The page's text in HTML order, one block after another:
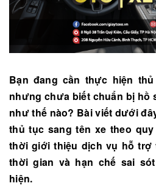
Bạn đang cần thực hiện
nhưng chưa biết chuẩn bị hồ
như thế nào? Bài viết dưới
thủ tục sang tên xe theo
thời giới thiệu dịch vụ hỗ trợ
thời gian và hạn chế sai
hiện.